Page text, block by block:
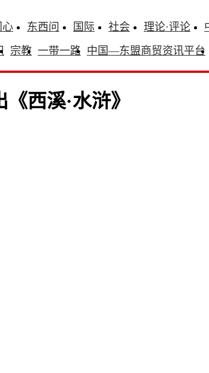
心 东西问 国际 社会 理论·评论
宗教 一带一路 中国—东盟商贸资讯平台
西溪·水浒》